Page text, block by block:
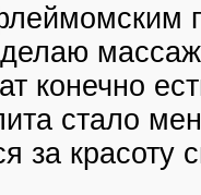
конечно
стало
за красоту